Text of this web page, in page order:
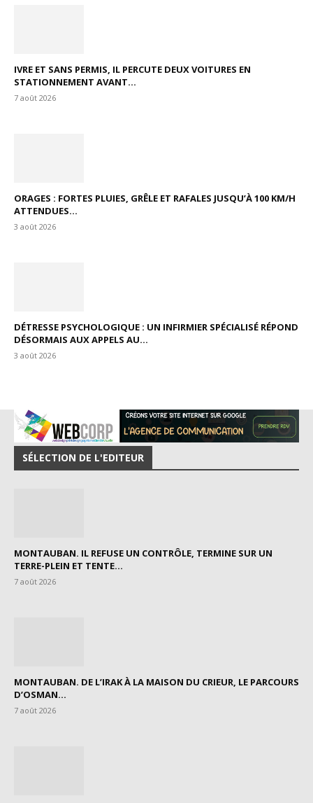
IVRE ET SANS PERMIS, IL PERCUTE DEUX VOITURES EN
STATIONNEMENT AVANT...
7 août 2026
ORAGES : FORTES PLUIES, GRÊLE ET RAFALES JUSQU’À 100 KM/H
ATTENDUES...
3 août 2026
DÉTRESSE PSYCHOLOGIQUE : UN INFIRMIER SPÉCIALISÉ RÉPOND
DÉSORMAIS AUX APPELS AU...
3 août 2026
SÉLECTION DE L'EDITEUR
MONTAUBAN. IL REFUSE UN CONTRÔLE, TERMINE SUR UN
TERRE-PLEIN ET TENTE...
7 août 2026
MONTAUBAN. DE L’IRAK À LA MAISON DU CRIEUR, LE PARCOURS
D’OSMAN...
7 août 2026